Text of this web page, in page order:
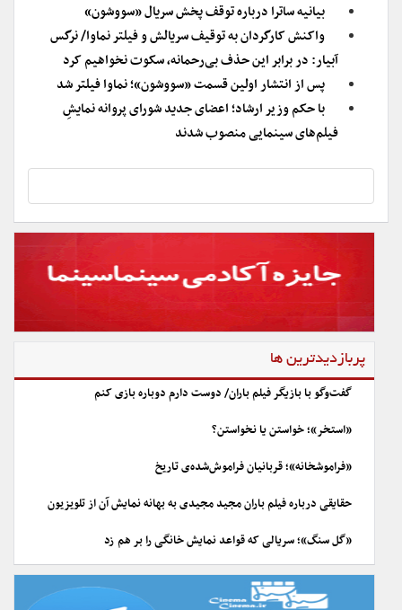
بیانیه ساترا درباره توقف پخش سریال «سووشون»
واکنش کارگردان به توقیف سریالش و فیلتر نماوا/ نرگس
آبیار: در برابر این حذف بی‌رحمانه، سکوت نخواهیم کرد
پس از انتشار اولین قسمت «سووشون»؛ نماوا فیلتر شد
با حکم وزیر ارشاد؛ اعضای جدید شورای پروانه نمایشِ
فیلم‌های سینمایی منصوب شدند
پربازدیدترین ها
گفت‌وگو با بازیگر فیلم باران/ دوست دارم دوباره بازی کنم
«استخر»؛ خواستن یا نخواستن؟
«فراموشخانه»؛ قربانیان فراموش‌شده‌ی تاریخ
حقایقی درباره فیلم باران مجید مجیدی به بهانه نمایش آن از تلویزیون
«گل سنگ»؛ سریالی که قواعد نمایش خانگی را بر هم زد